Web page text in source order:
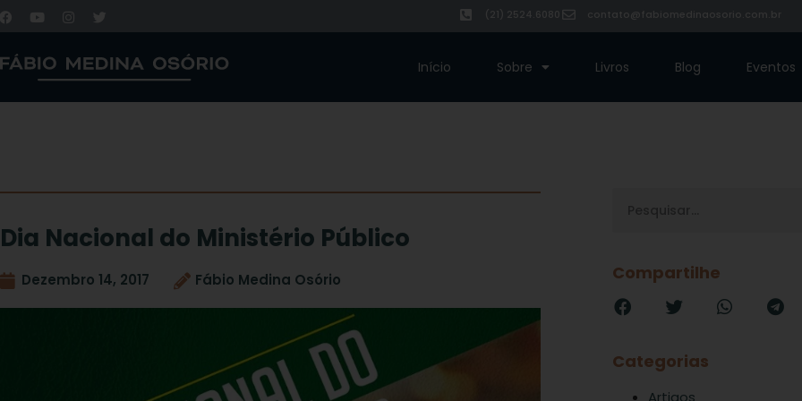
(21) 2524.6080 contato@fabiomedinaosorio.com.br
Início Sobre Livros Blog Eventos
Dia Nacional do Ministério Público
Dezembro 14, 2017 Fábio Medina Osório Compartilhe
Categorias
Artigos